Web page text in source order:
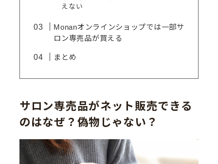
えない
Monanオンラインショップでは一部サ
ロン専売品が買える
まとめ
サロン専売品がネット販売できる
のはなぜ？偽物じゃない？